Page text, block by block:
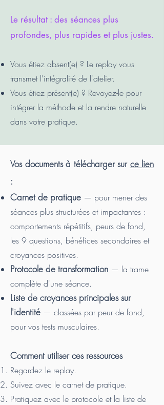
Le résultat : des séances plus
profondes, plus rapides et plus justes.
Vous étiez absent(e) ? Le replay vous
transmet l'intégralité de l'atelier.
Vous étiez présent(e) ? Revoyez-le pour
intégrer la méthode et la rendre naturelle
dans votre pratique.
Vos documents à télécharger sur ce lien
:
Carnet de pratique — pour mener des
séances plus structurées et impactantes :
comportements répétitifs, peurs de fond,
les 9 questions, bénéfices secondaires et
croyances positives.
Protocole de transformation — la trame
complète d'une séance.
Liste de croyances principales sur
l'identité — classées par peur de fond,
pour vos tests musculaires.
Comment utiliser ces ressources
Regardez le replay.
Suivez avec le carnet de pratique.
Pratiquez avec le protocole et la liste de